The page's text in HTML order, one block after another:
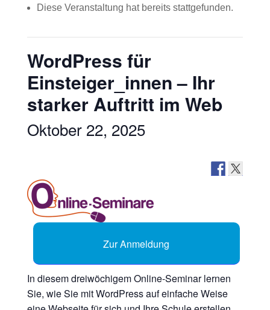
Diese Veranstaltung hat bereits stattgefunden.
WordPress für
Einsteiger_innen – Ihr
starker Auftritt im Web
Oktober 22, 2025
Zur Anmeldung
In diesem dreiwöchigem Online-Seminar lernen
Sie, wie Sie mit WordPress auf einfache Weise